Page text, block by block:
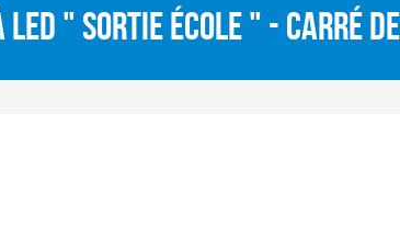
" SORTIE ÉCOLE " - carré